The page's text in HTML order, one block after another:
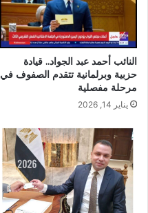
النائب أحمد عبد الجواد.. قيادة
حزبية وبرلمانية تتقدم الصفوف في
مرحلة مفصلية
يناير 14, 2026